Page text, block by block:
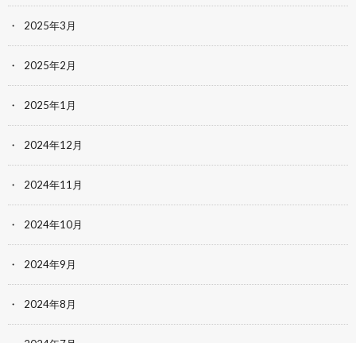
2025年3月
2025年2月
2025年1月
2024年12月
2024年11月
2024年10月
2024年9月
2024年8月